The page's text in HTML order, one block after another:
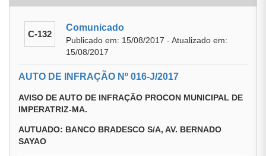
C-132
Comunicado
Publicado em: 15/08/2017 - Atualizado em:
15/08/2017
AUTO DE INFRAÇÃO Nº 016-J/2017
AVISO DE AUTO DE INFRAÇÃO PROCON MUNICIPAL DE
IMPERATRIZ-MA.
AUTUADO: BANCO BRADESCO S/A, AV. BERNADO
SAYAO